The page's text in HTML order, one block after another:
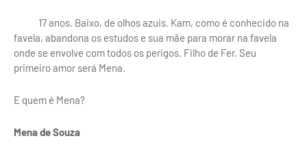
17 anos. Baixo, de olhos azuis. Kam, como é conhecido na
favela, abandona os estudos e sua mãe para morar na favela
onde se envolve com todos os perigos. Filho de Fer. Seu
primeiro amor será Mena.
E quem é Mena?
Mena de Souza